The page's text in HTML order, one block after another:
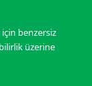
benzersiz
üzerine